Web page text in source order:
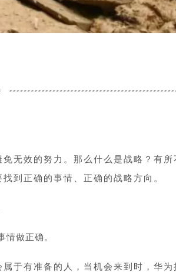
无效的努力。那么什么是战略？有所
到正确的事情、正确的战略方向。
情做正确。
于有准备的人，当机会来到时，华为